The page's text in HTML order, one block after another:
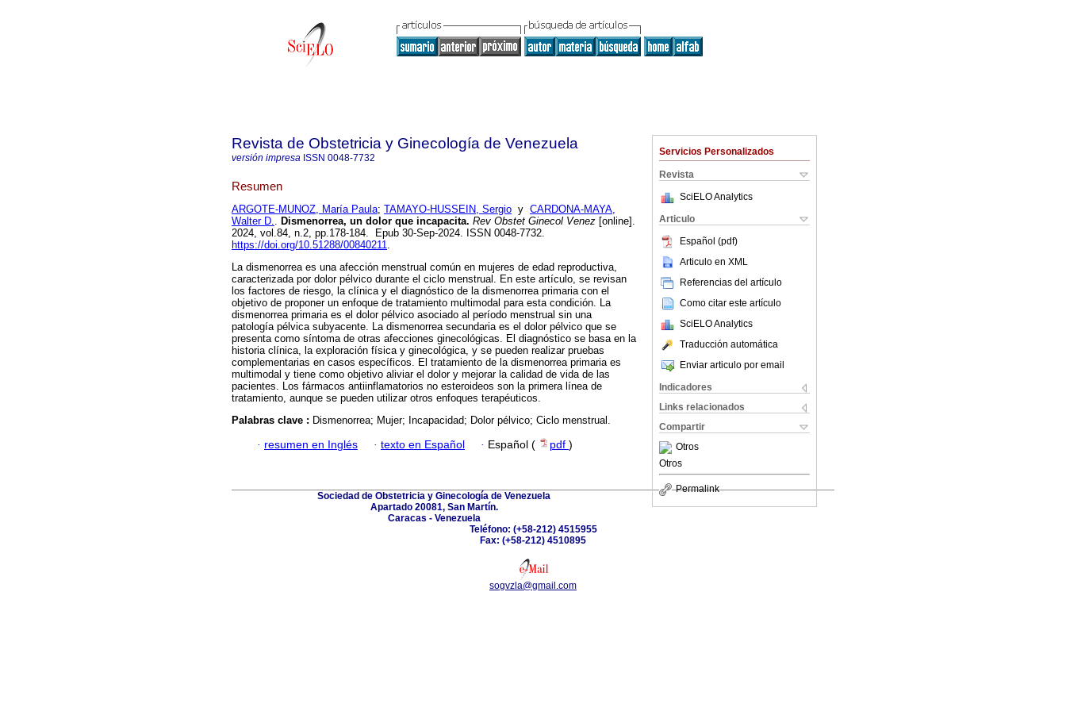
Servicios Personalizados
Revista
SciELO Analytics
Articulo
Español (pdf)
Articulo en XML
Referencias del artículo
Como citar este artículo
SciELO Analytics
Traducción automática
Enviar articulo por email
Indicadores
Links relacionados
Compartir
Otros
Otros
Permalink
Revista de Obstetricia y Ginecología de Venezuela
versión impresa ISSN 0048-7732
Resumen
ARGOTE-MUNOZ, María Paula; TAMAYO-HUSSEIN, Sergio y CARDONA-MAYA,
Walter D.. Dismenorrea, un dolor que incapacita. Rev Obstet Ginecol Venez [online].
2024, vol.84, n.2, pp.178-184. Epub 30-Sep-2024. ISSN 0048-7732.
https://doi.org/10.51288/00840211.
La dismenorrea es una afección menstrual común en mujeres de edad reproductiva,
caracterizada por dolor pélvico durante el ciclo menstrual. En este artículo, se revisan
los factores de riesgo, la clínica y el diagnóstico de la dismenorrea primaria con el
objetivo de proponer un enfoque de tratamiento multimodal para esta condición. La
dismenorrea primaria es el dolor pélvico asociado al período menstrual sin una
patología pélvica subyacente. La dismenorrea secundaria es el dolor pélvico que se
presenta como síntoma de otras afecciones ginecológicas. El diagnóstico se basa en la
historia clínica, la exploración física y ginecológica, y se pueden realizar pruebas
complementarias en casos específicos. El tratamiento de la dismenorrea primaria es
multimodal y tiene como objetivo aliviar el dolor y mejorar la calidad de vida de las
pacientes. Los fármacos antiinflamatorios no esteroideos son la primera línea de
tratamiento, aunque se pueden utilizar otros enfoques terapéuticos.
Palabras clave : Dismenorrea; Mujer; Incapacidad; Dolor pélvico; Ciclo menstrual.
· resumen en Inglés · texto en Español · Español ( pdf )
Sociedad de Obstetricia y Ginecología de Venezuela
Apartado 20081, San Martín.
Caracas - Venezuela
Teléfono: (+58-212) 4515955
Fax: (+58-212) 4510895
sogvzla@gmail.com